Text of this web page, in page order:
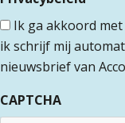
Ik ga akkoord
ik schrijf mij
nieuwsbrief van
CAPTCHA